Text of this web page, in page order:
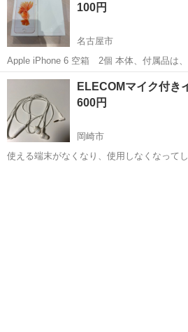
る自然故障は保証対象外となり...
100円
名古屋市
Apple iPhone 6 空箱 2個 本体、
愛知 名古屋市 空箱
ELECOMマイク付き
600円
岡崎市
使える端末がなくなり、使用しなくなって